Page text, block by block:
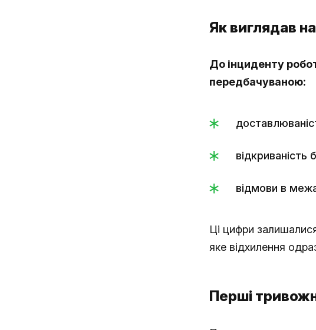
Як виглядав
До інциденту
передбачуваною:
відкриваність
відмови в
Ці цифри
яке відхилення
Перші